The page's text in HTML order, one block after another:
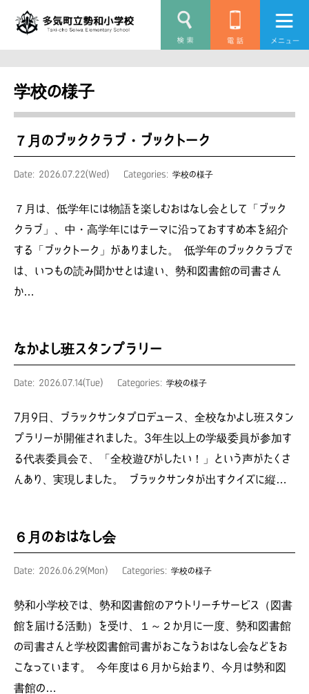
学校の様子
７月のブッククラブ・ブックトーク
Date: 2026.07.22(Wed) Categories: 学校の様子
７月は、低学年には物語を楽しむおはなし会として「ブック
クラブ」、中・高学年にはテーマに沿っておすすめ本を紹介
する「ブックトーク」がありました。 低学年のブッククラブで
は、いつもの読み聞かせとは違い、勢和図書館の司書さん
か…
なかよし班スタンプラリー
Date: 2026.07.14(Tue) Categories: 学校の様子
7月9日、ブラックサンタプロデュース、全校なかよし班スタン
プラリーが開催されました。3年生以上の学級委員が参加す
る代表委員会で、「全校遊びがしたい！」という声がたくさ
んあり、実現しました。 ブラックサンタが出すクイズに縦…
６月のおはなし会
Date: 2026.06.29(Mon) Categories: 学校の様子
勢和小学校では、勢和図書館のアウトリーチサービス（図書
館を届ける活動）を受け、１～２か月に一度、勢和図書館
の司書さんと学校図書館司書がおこなうおはなし会などをお
こなっています。 今年度は６月から始まり、今月は勢和図
書館の…